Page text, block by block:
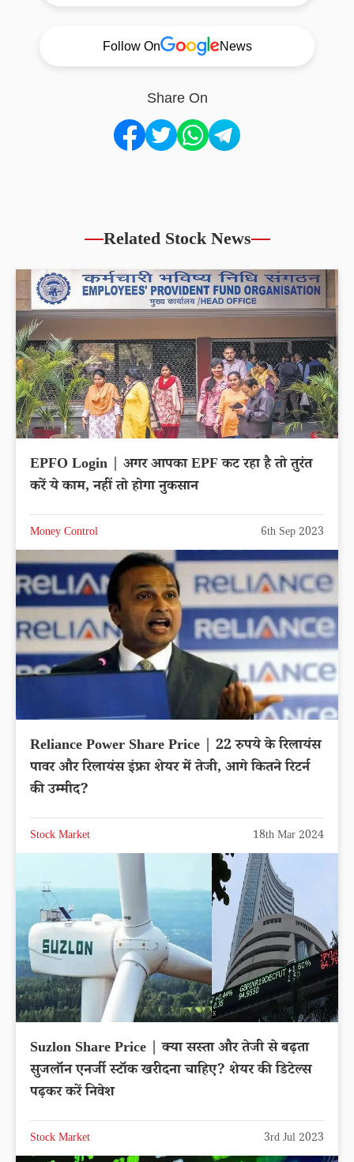
Follow On News
Share On
Related Stock News
EPFO Login | अगर आपका EPF कट रहा है तो तुरंत
करें ये काम, नहीं तो होगा नुकसान
Money Control 6th Sep 2023
Reliance Power Share Price | 22 रुपये के रिलायंस
पावर और रिलायंस इंफ्रा शेयर में तेजी, आगे कितने रिटर्न
की उम्मीद?
Stock Market 18th Mar 2024
Suzlon Share Price | क्या सस्ता और तेजी से बढ़ता
सुजलॉन एनर्जी स्टॉक खरीदना चाहिए? शेयर की डिटेल्स
पढ़कर करें निवेश
Stock Market 3rd Jul 2023